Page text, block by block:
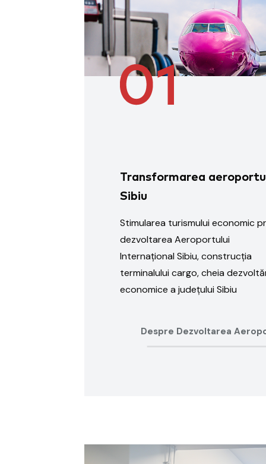
Transformarea
Sibiu
Stimularea turismului economic
dezvoltarea Aeroportului
Internațional Sibiu, construcția
terminalului cargo, cheia
economice a județului Sibiu
Despre Dezvoltarea